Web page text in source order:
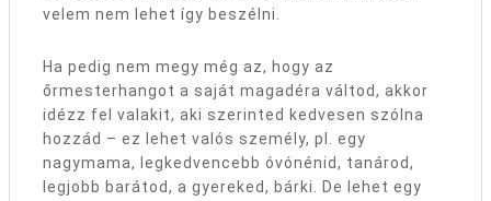
velem nem lehet így beszélni.
Ha pedig nem megy még az, hogy az
őrmesterhangot a saját magadéra váltod, akkor
idézz fel valakit, aki szerinted kedvesen szólna
hozzád – ez lehet valós személy, pl. egy
nagymama, legkedvencebb óvónénid, tanárod,
legjobb barátod, a gyereked, bárki. De lehet egy